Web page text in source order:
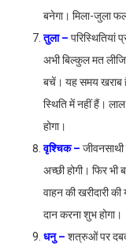
बनेगा। मिला-जुला
तुला – परिस्थितियां
अभी बिल्कुल मत
बचें। यह समय खराब
स्थिति में नहीं हैं।
होगा।
वृश्चिक – जीवनसाथी
अच्छी होगी। फिर
वाहन की खरीदारी
दान करना शुभ होगा।
धनु – शत्रुओं पर